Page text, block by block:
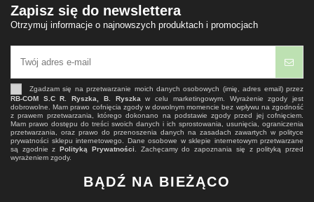
Zapisz się do newslettera
Otrzymuj informacje o najnowszych produktach i promocjach
Zgadzam się na przetwarzanie moich danych osobowych (imię, adres email) przez
RB-COM S.C R. Ryszka, B. Ryszka w celu marketingowym. Wyrażenie zgody jest
dobrowolne. Mam prawo cofnięcia zgody w dowolnym momencie bez wpływu na zgodność
z prawem przetwarzania, którego dokonano na podstawie zgody przed jej cofnięciem.
Mam prawo dostępu do treści swoich danych i ich sprostowania, usunięcia, ograniczenia
przetwarzania, oraz prawo do przenoszenia danych na zasadach zawartych w polityce
prywatności sklepu internetowego. Dane osobowe w sklepie internetowym przetwarzane
są zgodnie zPolityką Prywatności . Zachęcamy do zapoznania się z polityką przed
wyrażeniem zgody.
BĄDŹ NA BIEŻĄCO